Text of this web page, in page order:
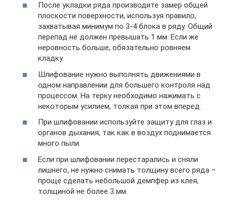
После укладки ряда производите замер общей
плоскости поверхности, используя правило,
захватывая минимум по 3-4 блока в ряду. Общий
перепад не должен превышать 1 мм. Если же
неровность больше, обязательно ровняем
кладку.
Шлифование нужно выполнять движениями в
одном направлении для большего контроля над
процессом. На терку необходимо нажимать с
некоторым усилием, толкая при этом вперед.
При шлифовании используйте защиту для глаз и
органов дыхания, так как в воздух поднимается
много пыли.
Если при шлифовании перестарались и сняли
лишнего, не нужно снимать толщину всего ряда –
проще сделать небольшой демпфер из клея,
толщиной не более 3 мм.